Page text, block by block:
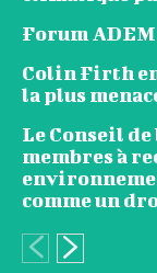
Forum
Colin Firth
la plus
Le Conseil
membres à
comme un